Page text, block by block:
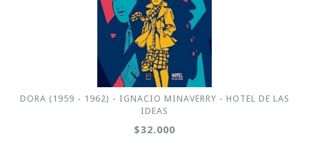
DORA (1959 - 1962) - IGNACIO MINAVERRY - HOTEL DE LAS
IDEAS
$32.000